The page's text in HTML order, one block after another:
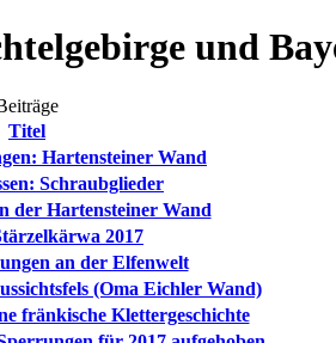
und
Titel
Hartensteiner Wand
Schraubglieder
der Hartensteiner Wand
2017
an der Elfenwelt
(Oma Eichler Wand)
fränkische Klettergeschichte